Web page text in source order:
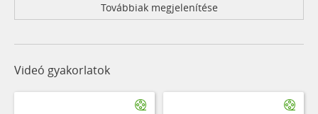
Továbbiak megjelenítése
Videó gyakorlatok